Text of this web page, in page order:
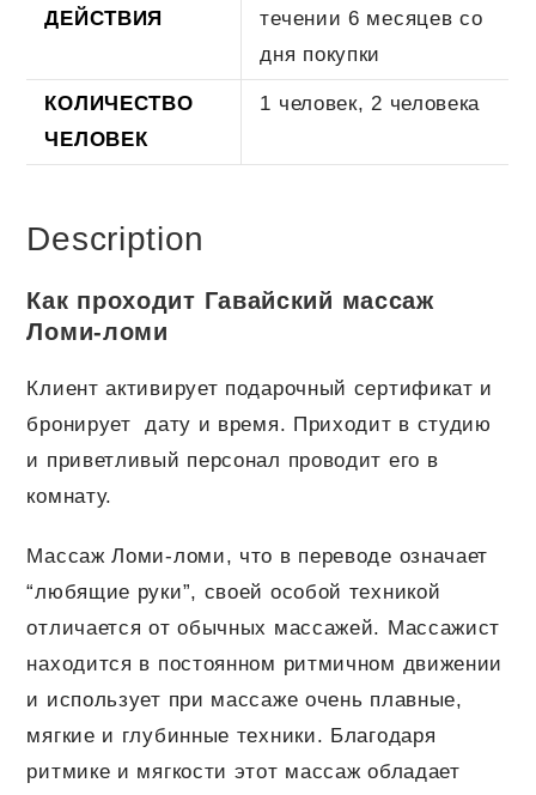
ДЕЙСТВИЯ
течении 6 месяцев со
дня покупки
КОЛИЧЕСТВО
ЧЕЛОВЕК
1 человек, 2 человека
Description
Как проходит Гавайский массаж
Ломи-ломи
Клиент активирует подарочный сертификат и
бронирует дату и время. Приходит в студию
и приветливый персонал проводит его в
комнату.
Массаж Ломи-ломи, что в переводе означает
“любящие руки”, своей особой техникой
отличается от обычных массажей. Массажист
находится в постоянном ритмичном движении
и использует при массаже очень плавные,
мягкие и глубинные техники. Благодаря
ритмике и мягкости этот массаж обладает